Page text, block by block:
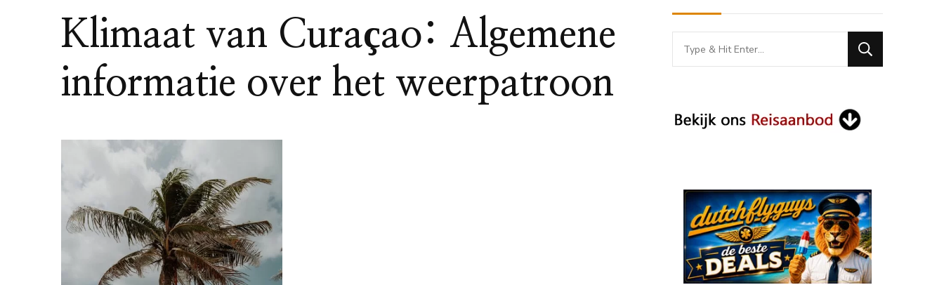
Klimaat van Curaçao: Algemene
informatie over het weerpatroon
Looking
for